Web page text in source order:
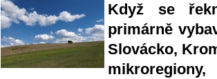
Když se
primárně
Slovácko,